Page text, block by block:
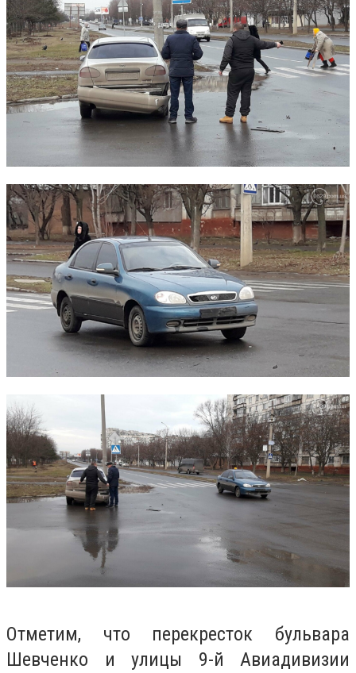
Отметим, что перекресток бульвара
Шевченко и улицы 9-й Авиадивизии